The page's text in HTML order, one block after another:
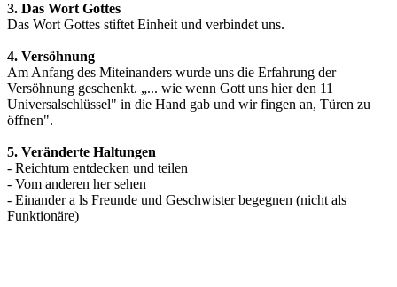
3. Das Wort Gottes
Das Wort Gottes stiftet Einheit und verbindet uns.
4. Versöhnung
Am Anfang des Miteinanders wurde uns die Erfahrung der
Versöhnung geschenkt. „... wie wenn Gott uns hier den 11
Universalschlüssel" in die Hand gab und wir fingen an, Türen zu
öffnen".
5. Veränderte Haltungen
- Reichtum entdecken und teilen
- Vom anderen her sehen
- Einander a ls Freunde und Geschwister begegnen (nicht als
Funktionäre)